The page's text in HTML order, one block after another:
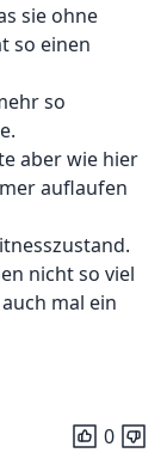
sie ohne
so einen
so
aber wie hier
auflaufen
nicht so viel
mal ein
0